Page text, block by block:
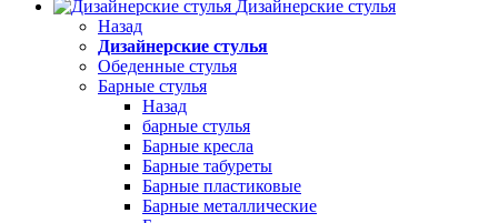
Дизайнерские стулья
Назад
Дизайнерские стулья
Обеденные стулья
Барные стулья
Назад
барные стулья
Барные кресла
Барные табуреты
Барные пластиковые
Барные металлические